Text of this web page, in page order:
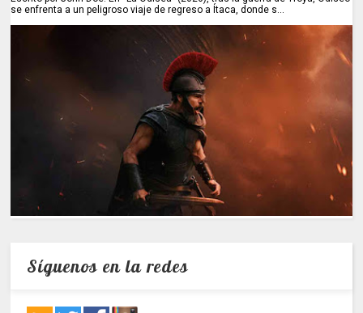
se enfrenta a un peligroso viaje de regreso a Ítaca, donde s...
Síguenos en la redes